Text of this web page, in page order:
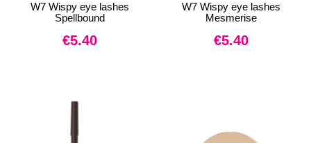
W7 Wispy eye lashes
Spellbound
€5.40
W7 Wispy eye lashes
Mesmerise
€5.40